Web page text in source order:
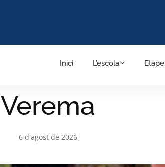
Inici L’escola
TRADICIONS
Verema
6 d'agost de 2026